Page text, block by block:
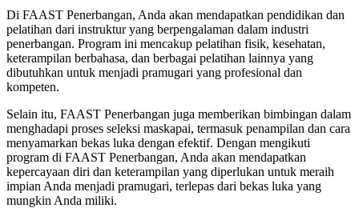
Di FAAST Penerbangan, Anda akan mendapatkan pendidikan dan
pelatihan dari instruktur yang berpengalaman dalam industri
penerbangan. Program ini mencakup pelatihan fisik, kesehatan,
keterampilan berbahasa, dan berbagai pelatihan lainnya yang
dibutuhkan untuk menjadi pramugari yang profesional dan
kompeten.
Selain itu, FAAST Penerbangan juga memberikan bimbingan dalam
menghadapi proses seleksi maskapai, termasuk penampilan dan cara
menyamarkan bekas luka dengan efektif. Dengan mengikuti
program di FAAST Penerbangan, Anda akan mendapatkan
kepercayaan diri dan keterampilan yang diperlukan untuk meraih
impian Anda menjadi pramugari, terlepas dari bekas luka yang
mungkin Anda miliki.